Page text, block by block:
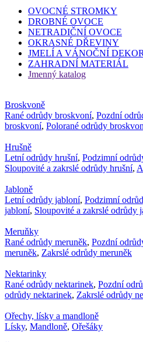
OVOCNÉ STROMKY
DROBNÉ OVOCE
NETRADIČNÍ OVOCE
OKRASNÉ DŘEVINY
JMELÍ A VÁNOČNÍ
ZAHRADNÍ MATERIÁL
Jmenný katalog
Broskvoně
Rané odrůdy broskvoní, Pozdní
broskvoní, Polorané odrůdy
Hrušně
Letní odrůdy hrušní, Podzimní
Sloupovité a zakrslé odrůdy hrušní,
Jabloně
Letní odrůdy jabloní, Podzimní
jabloní, Sloupovité a zakrslé odrůdy
Meruňky
Rané odrůdy meruněk, Pozdní
meruněk, Zakrslé odrůdy meruněk
Nektarinky
Rané odrůdy nektarinek, Pozdní
odrůdy nektarinek, Zakrslé odrůdy
Ořechy, lísky a mandloně
Lísky, Mandloně, Ořešáky